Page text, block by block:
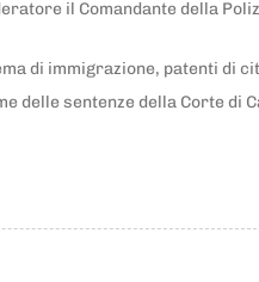
il Comandante della
di immigrazione, patenti
delle sentenze della Corte di